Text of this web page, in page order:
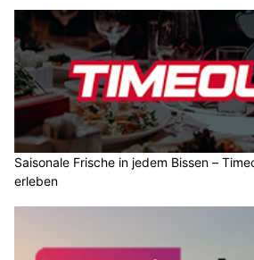
Saisonale Frische in jedem Bissen –
erleben